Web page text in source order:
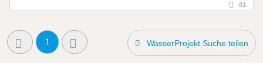
81
1 WasserProjekt Suche teilen